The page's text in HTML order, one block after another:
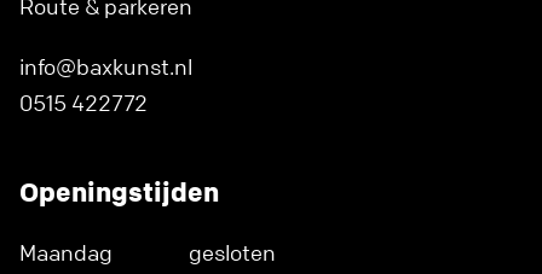
Route & parkeren
info@baxkunst.nl
0515 422772
Openingstijden
Maandag
gesloten